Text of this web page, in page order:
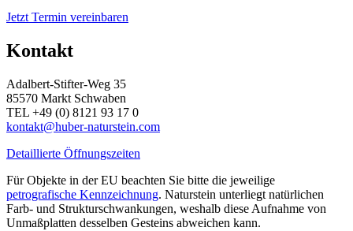
Jetzt Termin vereinbaren
Kontakt
Adalbert-Stifter-Weg 35
85570 Markt Schwaben
TEL +49 (0) 8121 93 17 0
kontakt@huber-naturstein.com
Detaillierte Öffnungszeiten
Für Objekte in der EU beachten Sie bitte die jeweilige
petrografische Kennzeichnung. Naturstein unterliegt natürlichen
Farb- und Strukturschwankungen, weshalb diese Aufnahme von
Unmaßplatten desselben Gesteins abweichen kann.